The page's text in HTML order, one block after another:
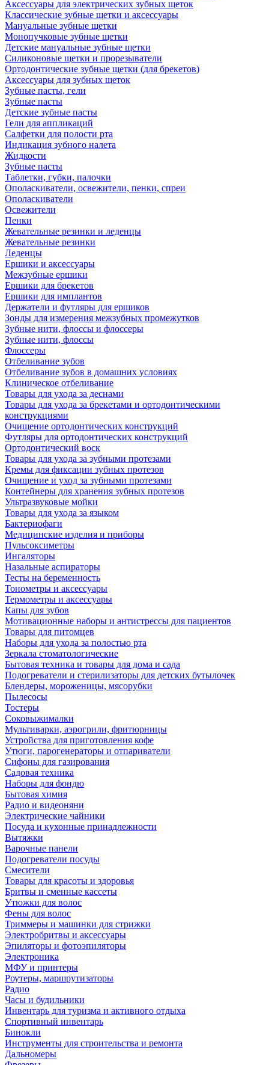
Аксессуары для электрических зубных щеток
Классические зубные щетки и аксессуары
Мануальные зубные щетки
Монопучковые зубные щетки
Детские мануальные зубные щетки
Силиконовые щетки и прорезыватели
Ортодонтические зубные щетки (для брекетов)
Аксессуары для зубных щеток
Зубные пасты, гели
Зубные пасты
Детские зубные пасты
Гели для аппликаций
Салфетки для полости рта
Индикация зубного налета
Жидкости
Зубные пасты
Таблетки, губки, палочки
Ополаскиватели, освежители, пенки, спреи
Ополаскиватели
Освежители
Пенки
Жевательные резинки и леденцы
Жевательные резинки
Леденцы
Ершики и аксессуары
Межзубные ершики
Ершики для брекетов
Ершики для имплантов
Держатели и футляры для ершиков
Зонды для измерения межзубных промежутков
Зубные нити, флоссы и флоссеры
Зубные нити, флоссы
Флоссеры
Отбеливание зубов
Отбеливание зубов в домашних условиях
Клиническое отбеливание
Товары для ухода за деснами
Товары для ухода за брекетами и ортодонтическими
конструкциями
Очищение ортодонтических конструкций
Футляры для ортодонтических конструкций
Ортодонтический воск
Товары для ухода за зубными протезами
Кремы для фиксации зубных протезов
Очищение и уход за зубными протезами
Контейнеры для хранения зубных протезов
Ультразвуковые мойки
Товары для ухода за языком
Бактериофаги
Медицинские изделия и приборы
Пульсоксиметры
Ингаляторы
Назальные аспираторы
Тесты на беременность
Тонометры и аксессуары
Термометры и аксессуары
Капы для зубов
Мотивационные наборы и антистрессы для пациентов
Товары для питомцев
Наборы для ухода за полостью рта
Зеркала стоматологические
Бытовая техника и товары для дома и сада
Подогреватели и стерилизаторы для детских бутылочек
Блендеры, мороженицы, мясорубки
Пылесосы
Тостеры
Соковыжималки
Мультиварки, аэрогрили, фритюрницы
Устройства для приготовления кофе
Утюги, парогенераторы и отпариватели
Сифоны для газирования
Садовая техника
Наборы для фондю
Бытовая химия
Радио и видеоняни
Электрические чайники
Посуда и кухонные принадлежности
Вытяжки
Варочные панели
Подогреватели посуды
Смесители
Товары для красоты и здоровья
Бритвы и сменные кассеты
Утюжки для волос
Фены для волос
Триммеры и машинки для стрижки
Электробритвы и аксессуары
Эпиляторы и фотоэпиляторы
Электроника
МФУ и принтеры
Роутеры, маршрутизаторы
Радио
Часы и будильники
Инвентарь для туризма и активного отдыха
Спортивный инвентарь
Бинокли
Инструменты для строительства и ремонта
Дальномеры